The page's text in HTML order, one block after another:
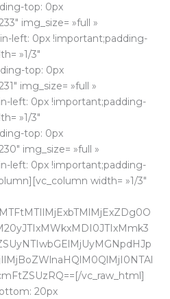
top: 0px
img_size= »full »
left: 0px !important;padding-
»1/3″
top: 0px
img_size= »full »
left: 0px !important;padding-
»1/3″
top: 0px
img_size= »full »
left: 0px !important;padding-
width= »1/3″
vc_raw_html]
20px